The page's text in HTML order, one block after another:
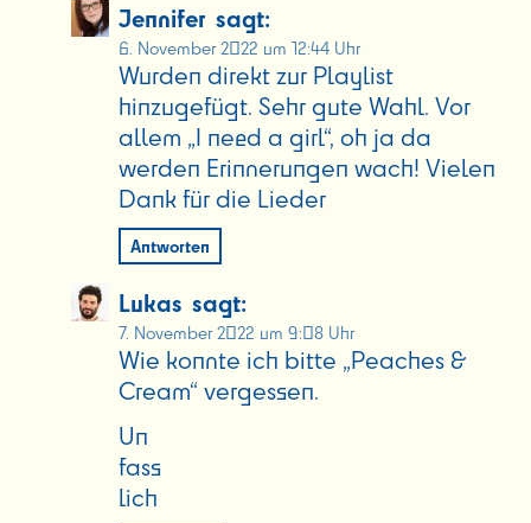
Jennifer sagt:
6. November 2022 um 12:44 Uhr
Wurden direkt zur Playlist
hinzugefügt. Sehr gute Wahl. Vor
allem „I need a girl“, oh ja da
werden Erinnerungen wach! Vielen
Dank für die Lieder
Antworten
Lukas sagt:
7. November 2022 um 9:08 Uhr
Wie konnte ich bitte „Peaches &
Cream“ vergessen.
Un
fass
lich